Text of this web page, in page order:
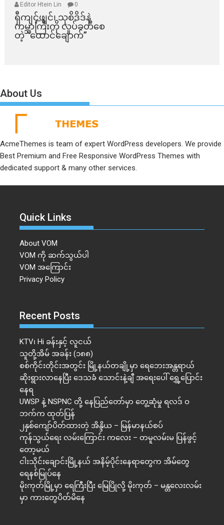
Editor Htein Lin 0
ရှီကျင့်ဖျင်၊ သုစိဒိဒ်နဲ့
ကမ္ဘာကြီးကို လှုပ်ခတ်စေ
တဲ့ “ထောင်ချောက်”
About Us
AcmeThemes is team of expert WordPress developers. We provide
Best Premium and Free Responsive WordPress Themes with
dedicated support & many other services.
Quick Links
About VOM
VOM ကို ဆက်သွယ်ပါ
VOM အကြောင်း
Privacy Policy
Recent Posts
KTV၊ Hi ခန်းနှင့် လူငယ်
သူတို့အိမ် အခန်း (၁၈၈)
စစ်ကိုင်းတိုင်းအတွင်း မြို့နယ်တချို့မှာ ရေဘေးအန္တရာယ်
ဆိုးရွားလာနေပြီး ဒေသခံ သောင်းနဲ့ချီ အရေးပေါ် ရွှေ့ပြောင်း
နေရ
UWSP နဲ့ NSPNC တို့ နေပြည်တော်မှာ တွေ့ဆုံမှု ရလဒ် ဝ
ဘက်က ထုတ်ပြန်
၂နှစ်​ကျော်ပိတ်ထားတဲ့ အိန္ဒိယ – မြန်မာနယ်စပ်
ကုန်သွယ်ရေး လမ်းကြောင်း ကလေး – တမူလမ်းမ ပြန်ဖွင့်
တော့မယ်
ငါးသိုင်းချောင်းမြို့နယ် အနိမ့်ပိုင်းနေရာတွေက အိမ်​တွေ
ရေနစ်မြုပ်နေ
မိုးကုတ်မြို့မှာ ရေကြီးပြီး မြေပြိုလို့ မိုးကုတ် – မန္တလေးလမ်း
မှာ ကားတွေပိတ်မိနေ